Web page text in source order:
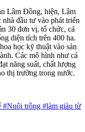
Lâm Đồng, hiện, Lâm
đầu tư vào phát triển
30 đơn vị, tổ chức, cá
diện tích trên 400 ha.
học kỹ thuật vào sản
Các mô hình như cá
năng suất, chất lượng
thị trường trong nước.
#Nuôi trồng #làm giàu từ